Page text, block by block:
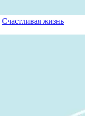
Счастливая жизнь